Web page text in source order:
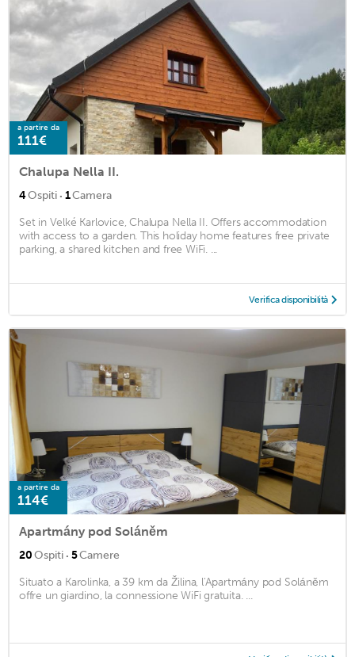
a partire da
111€
Chalupa Nella II.
4Ospiti · 1Camera
Set in Velké Karlovice, Chalupa Nella II. Offers accommodation
with access to a garden. This holiday home features free private
parking, a shared kitchen and free WiFi. ...
Verifica disponibilità
a partire da
114€
Apartmány pod Soláněm
20Ospiti · 5Camere
Situato a Karolinka, a 39 km da Žilina, l'Apartmány pod Soláněm
offre un giardino, la connessione WiFi gratuita. ...